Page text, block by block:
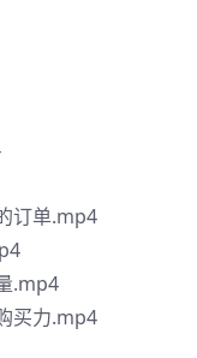
订单.mp4
.mp4
买力.mp4